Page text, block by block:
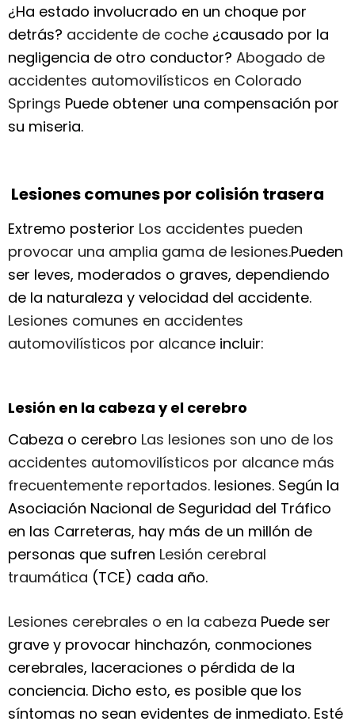
¿Ha estado involucrado en un choque por
detrás? accidente de coche ¿causado por la
negligencia de otro conductor? Abogado de
accidentes automovilísticos en Colorado
Springs Puede obtener una compensación por
su miseria.
Lesiones comunes por colisión trasera
Extremo posterior Los accidentes pueden
provocar una amplia gama de lesiones.Pueden
ser leves, moderados o graves, dependiendo
de la naturaleza y velocidad del accidente.
Lesiones comunes en accidentes
automovilísticos por alcance incluir:
Lesión en la cabeza y el cerebro
Cabeza o cerebro Las lesiones son uno de los
accidentes automovilísticos por alcance más
frecuentemente reportados. lesiones. Según la
Asociación Nacional de Seguridad del Tráfico
en las Carreteras, hay más de un millón de
personas que sufren Lesión cerebral
traumática (TCE) cada año.
Lesiones cerebrales o en la cabeza Puede ser
grave y provocar hinchazón, conmociones
cerebrales, laceraciones o pérdida de la
conciencia. Dicho esto, es posible que los
síntomas no sean evidentes de inmediato. Esté